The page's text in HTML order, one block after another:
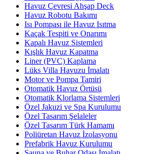
Havuz Çevresi Ahşap Deck
Havuz Robotu Bakımı
Isı Pompası ile Havuz Isıtma
Kaçak Tespiti ve Onarımı
Kapalı Havuz Sistemleri
Kışlık Havuz Kapatma
Liner (PVC) Kaplama
Lüks Villa Havuzu İmalatı
Motor ve Pompa Tamiri
Otomatik Havuz Örtüsü
Otomatik Klorlama Sistemleri
Özel Jakuzi ve Spa Kurulumu
Özel Tasarım Şelaleler
Özel Tasarım Türk Hamamı
Poliüretan Havuz İzolasyonu
Prefabrik Havuz Kurulumu